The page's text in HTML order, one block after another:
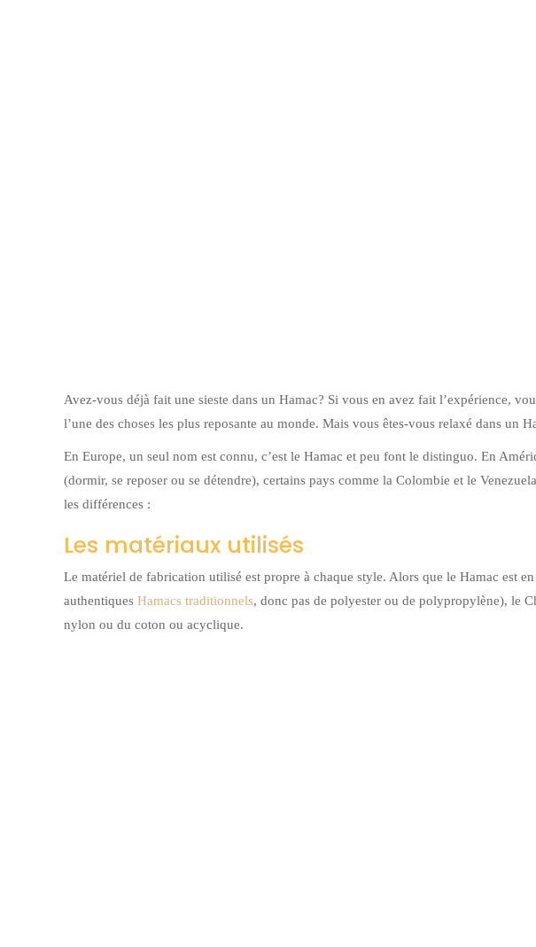
Avez-vous déjà fait une sieste dans un Hamac? Si vous en avez fait l’expérience,
l’une des choses les plus reposante au monde. Mais vous êtes-vous relaxé dans un
En Europe, un seul nom est connu, c’est le Hamac et peu font le distinguo. En
(dormir, se reposer ou se détendre), certains pays comme la Colombie et le
les différences :
Les matériaux utilisés
Le matériel de fabrication utilisé est propre à chaque style. Alors que le Hamac est
authentiques Hamacs traditionnels, donc pas de polyester ou de polypropylène), le
nylon ou du coton ou acyclique.